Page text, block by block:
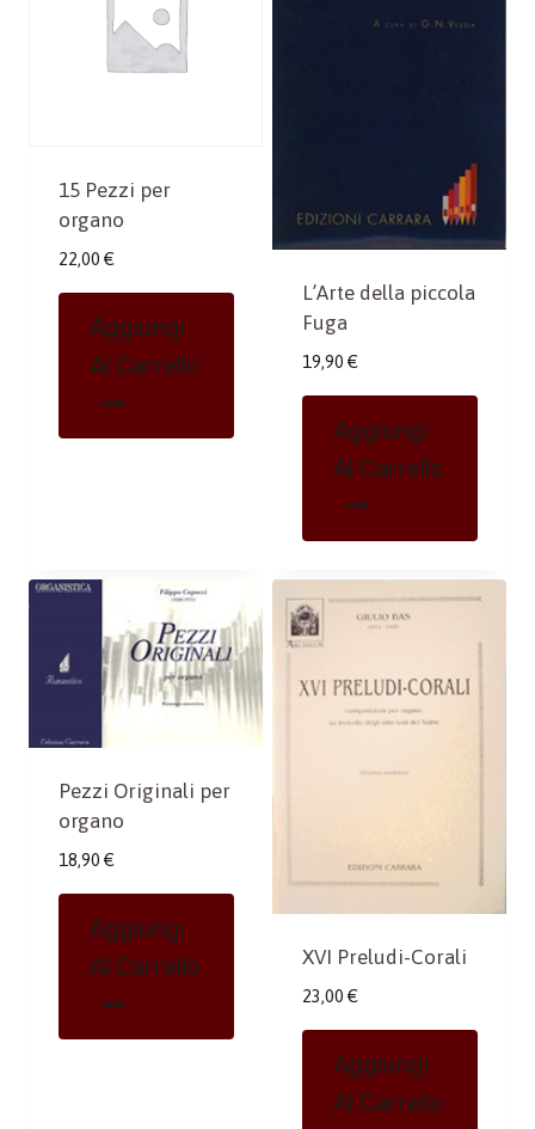
15 Pezzi per
organo
22,00 €
Aggiungi
Al Carrello
L’Arte della piccola
Fuga
19,90 €
Aggiungi
Al Carrello
Pezzi Originali per
organo
18,90 €
Aggiungi
Al Carrello
XVI Preludi-Corali
23,00 €
Aggiungi
Al Carrello